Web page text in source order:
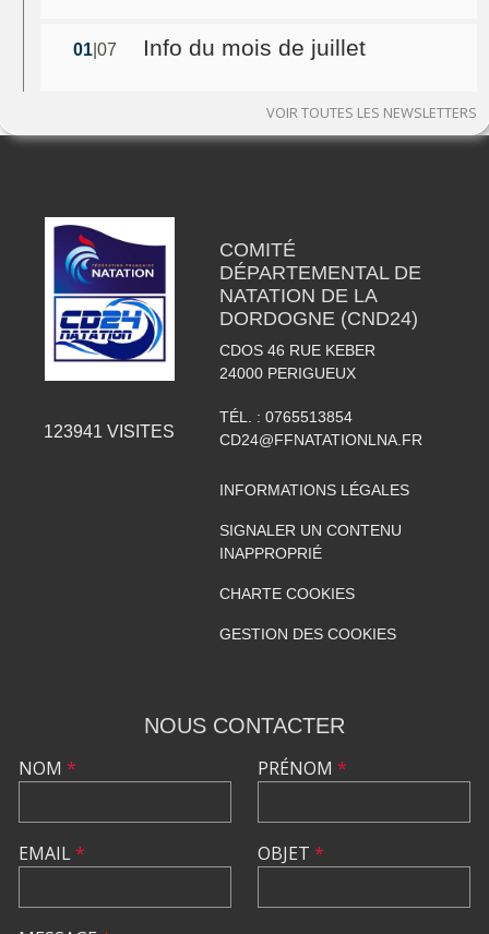
01 |07 Info du mois de juillet
VOIR TOUTES LES NEWSLETTERS
123941 VISITES
COMITÉ
DÉPARTEMENTAL DE
NATATION DE LA
DORDOGNE (CND24)
CDOS 46 RUE KEBER
24000 PERIGUEUX
TÉL. : 0765513854
CD24@FFNATATIONLNA.FR
INFORMATIONS LÉGALES
SIGNALER UN CONTENU
INAPPROPRIÉ
CHARTE COOKIES
GESTION DES COOKIES
NOUS CONTACTER
NOM *
EMAIL*
PRÉNOM *
OBJET *